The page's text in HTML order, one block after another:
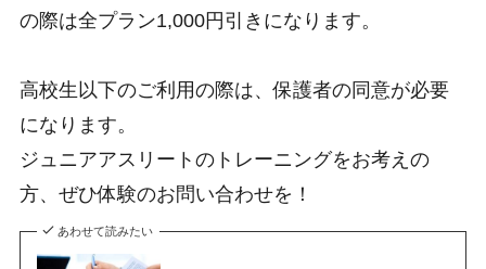
の際は全プラン1,000円引きになります。
高校生以下のご利用の際は、保護者の同意が必要
になります。
ジュニアアスリートのトレーニングをお考えの
方、ぜひ体験のお問い合わせを！
あわせて読みたい